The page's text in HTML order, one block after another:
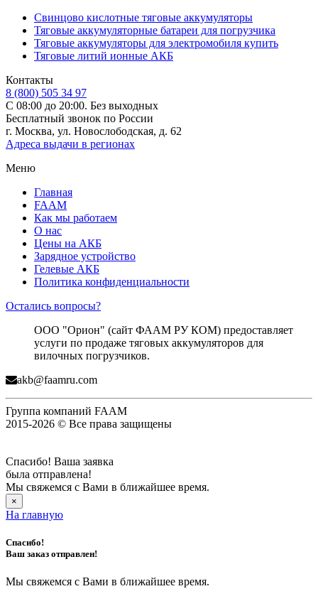
Свинцово кислотные тяговые аккумуляторы
Тяговые аккумуляторные батареи для погрузчика
Тяговые аккумуляторы для электромобиля купить
Тяговые литий ионные АКБ
Контакты
8 (800) 505 34 97
С 08:00 до 20:00. Без выходных
Бесплатный звонок по России
г. Москва, ул. Новослободская, д. 62
Адреса выдачи в регионах
Меню
Главная
FAAM
Как мы работаем
О нас
Цены на АКБ
Зарядное устройство
Гелевые АКБ
Политика конфиденциальности
Остались вопросы?
ООО "Орион" (сайт ФААМ РУ КОМ) предоставляет
услуги по продаже тяговых аккумуляторов для
вилочных погрузчиков.
akb@faamru.com
Группа компаний FAAM
2015-2026 © Все права защищены
Спасибо! Ваша заявка
была отправлена!
Мы свяжемся с Вами в ближайшее время.
×
На главную
Спасибо!
Ваш заказ отправлен!
Мы свяжемся с Вами в ближайшее время.